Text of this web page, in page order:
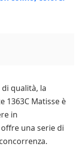
qualità, la
1363C Matisse è
in
una serie di